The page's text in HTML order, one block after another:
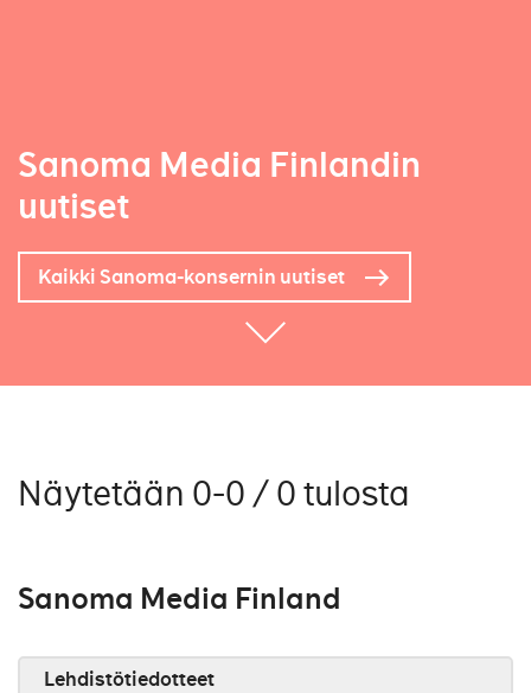
Sanoma Media Finlandin
uutiset
Kaikki Sanoma-konsernin uutiset
Näytetään 0-0 / 0 tulosta
Sanoma Media Finland
Lehdistötiedotteet